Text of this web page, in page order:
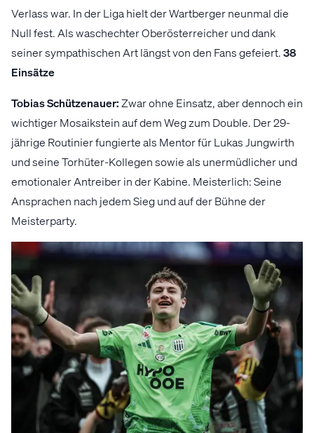
Verlass war. In der Liga hielt der Wartberger neunmal die
Null fest. Als waschechter Oberösterreicher und dank
seiner sympathischen Art längst von den Fans gefeiert.38
Einsätze
Tobias Schützenauer:Zwar ohne Einsatz, aber dennoch ein
wichtiger Mosaikstein auf dem Weg zum Double. Der 29-
jährige Routinier fungierte als Mentor für Lukas Jungwirth
und seine Torhüter-Kollegen sowie als unermüdlicher und
emotionaler Antreiber in der Kabine. Meisterlich: Seine
Ansprachen nach jedem Sieg und auf der Bühne der
Meisterparty.